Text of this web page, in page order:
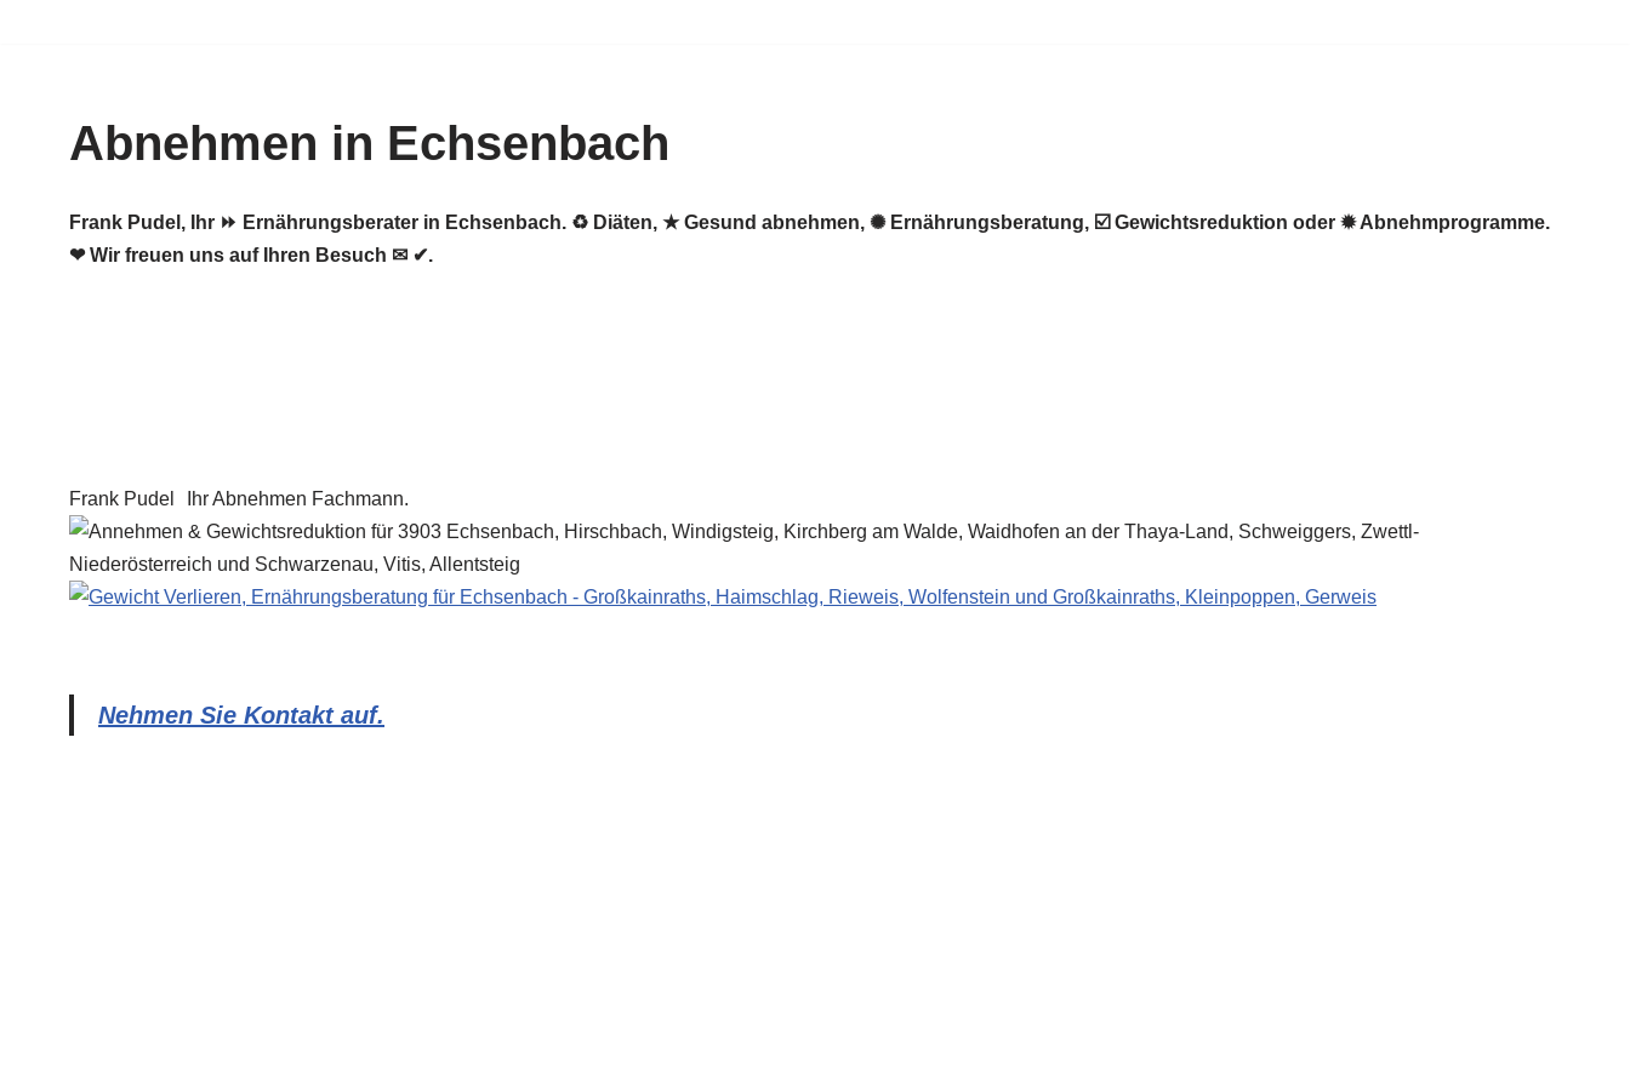
springenAbnehmen in Echsenbach
Frank Pudel, Ihr ⏩ Ernährungsberater in Echsenbach. ♻ Diäten, ★ Gesund abnehmen, ✺ Ernährungsberatung, ☑️ Gewichtsreduktion oder ✹ Abnehmprogramme.
❤ Wir freuen uns auf Ihren Besuch ✉ ✔.
Frank Pudel Ihr Abnehmen Fachmann.
Nehmen Sie Kontakt auf.